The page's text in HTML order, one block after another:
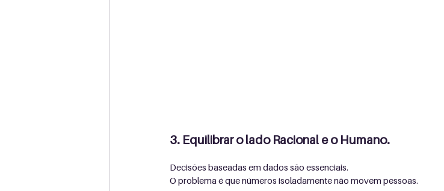
3. Equilibrar o lado Racional e o Humano.
Decisões baseadas em dados são essenciais.
O problema é que números isoladamente não movem pessoas.